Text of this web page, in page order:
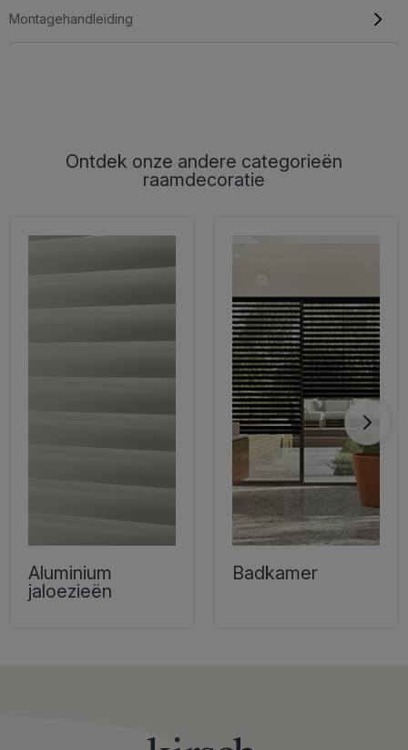
Montagehandleiding
Ontdek onze andere categorieën
raamdecoratie
Aluminium
jaloezieën
Badkamer